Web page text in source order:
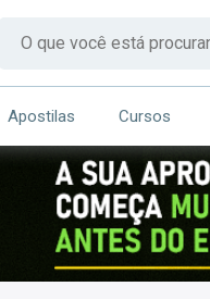
Apostilas Cursos